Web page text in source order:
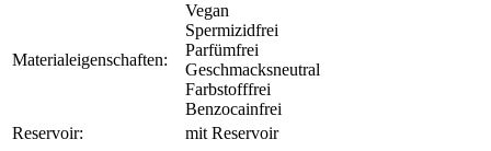
Materialeigenschaften:
Vegan
Spermizidfrei
Parfümfrei
Geschmacksneutral
Farbstofffrei
Benzocainfrei
Reservoir:
mit Reservoir